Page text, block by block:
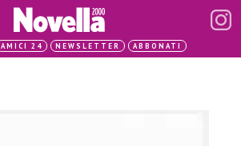
AMICI 24 NEWSLETTER ABBONATI